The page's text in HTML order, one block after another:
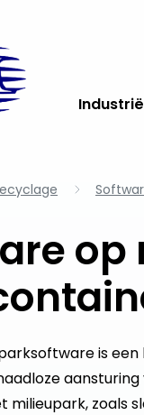
op
is
milieupark, zoals